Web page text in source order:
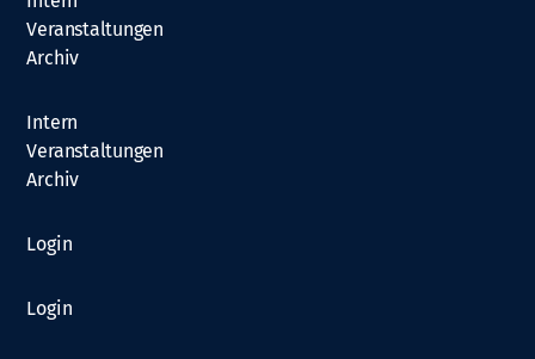
Veranstaltungen
Archiv
Intern
Veranstaltungen
Archiv
Login
Login